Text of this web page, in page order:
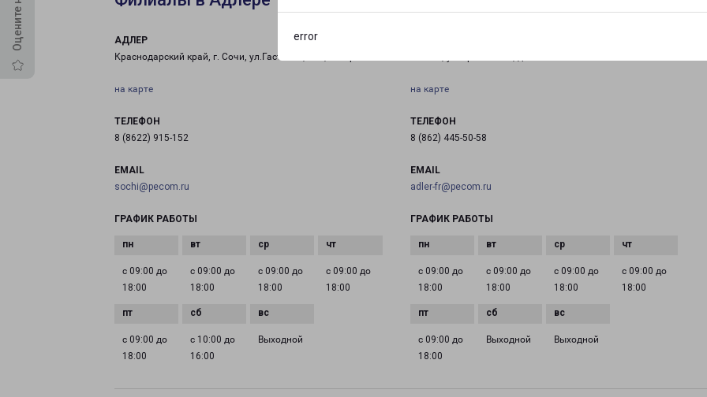
error
АДЛЕР
Краснодарский край, г. Сочи, ул.Гастелло, 23а, литер А
на карте
ТЕЛЕФОН
8 (8622) 915-152
EMAIL
sochi@pecom.ru
ГРАФИК РАБОТЫ
с 09:00 до
18:00
с 09:00 до
18:00
с 09:00 до
18:00
с 09:00 до
18:00
с 09:00 до
18:00
с 10:00 до
16:00
Выходной
на карте
ТЕЛЕФОН
8 (862) 445-50-58
EMAIL
adler-fr@pecom.ru
ГРАФИК РАБОТЫ
с 09:00 до
18:00
с 09:00 до
18:00
с 09:00 до
18:00
с 09:00 до
18:00
с 09:00 до
18:00
Выходной Выходной